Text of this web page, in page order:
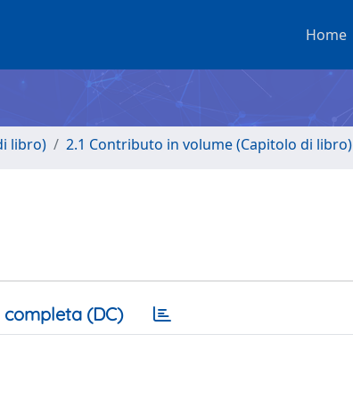
Home
libro) 2.1 Contributo in volume (Capitolo di libro)
completa (DC)